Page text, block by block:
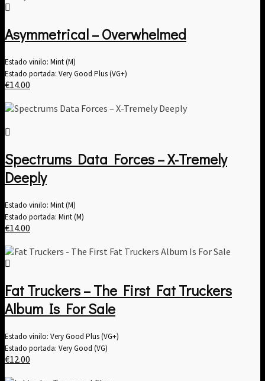
Asymmetrical ‎– Overwhelmed
Estado vinilo: Mint (M)
Estado portada: Very Good Plus (VG+)
€14.00
Spectrums Data Forces ‎– X​-​Tremely
Deeply
Estado vinilo: Mint (M)
Estado portada: Mint (M)
€14.00
Fat Truckers – The First Fat Truckers
Album Is For Sale
Estado vinilo: Very Good Plus (VG+)
Estado portada: Very Good (VG)
€12.00